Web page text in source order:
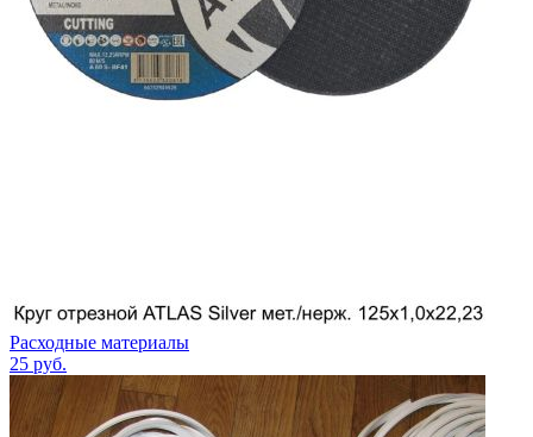
Расходные материалы
25 руб.